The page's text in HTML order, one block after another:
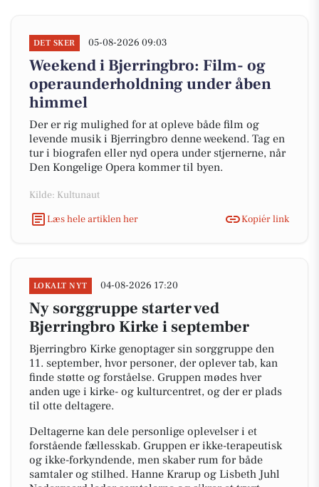
DET SKER 05-08-2026 09:03
Weekend i Bjerringbro: Film- og
operaunderholdning under åben
himmel
Der er rig mulighed for at opleve både film og
levende musik i Bjerringbro denne weekend. Tag en
tur i biografen eller nyd opera under stjernerne, når
Den Kongelige Opera kommer til byen.
Kilde: Kultunaut
Læs hele artiklen her
Kopiér link
LOKALT NYT 04-08-2026 17:20
Ny sorggruppe starter ved
Bjerringbro Kirke i september
Bjerringbro Kirke genoptager sin sorggruppe den
11. september, hvor personer, der oplever tab, kan
finde støtte og forståelse. Gruppen mødes hver
anden uge i kirke- og kulturcentret, og der er plads
til otte deltagere.
Deltagerne kan dele personlige oplevelser i et
forstående fællesskab. Gruppen er ikke-terapeutisk
og ikke-forkyndende, men skaber rum for både
samtaler og stilhed. Hanne Krarup og Lisbeth Juhl